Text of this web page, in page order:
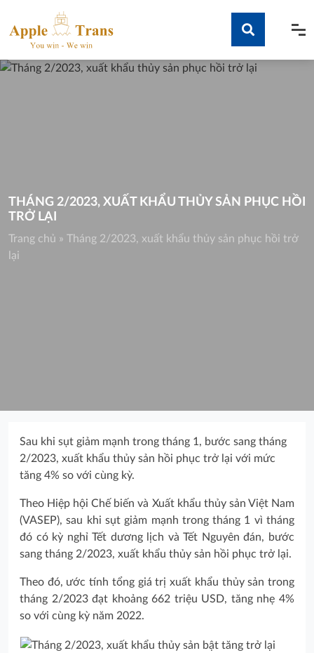
content
Tìm kiếm
THÁNG 2/2023, XUẤT KHẨU THỦY SẢN PHỤC HỒI
TRỞ LẠI
Trang chủ » Tháng 2/2023, xuất khẩu thủy sản phục hồi trở
lại
Sau khi sụt giảm mạnh trong tháng 1, bước sang tháng
2/2023, xuất khẩu thủy sản hồi phục trở lại với mức
tăng 4% so với cùng kỳ.
Theo Hiệp hội Chế biến và Xuất khẩu thủy sản Việt Nam
(VASEP), sau khi sụt giảm mạnh trong tháng 1 vì tháng
đó có kỳ nghỉ Tết dương lịch và Tết Nguyên đán, bước
sang tháng 2/2023, xuất khẩu thủy sản hồi phục trở lại.
Theo đó, ước tính tổng giá trị xuất khẩu thủy sản trong
tháng 2/2023 đạt khoảng 662 triệu USD, tăng nhẹ 4%
so với cùng kỳ năm 2022.